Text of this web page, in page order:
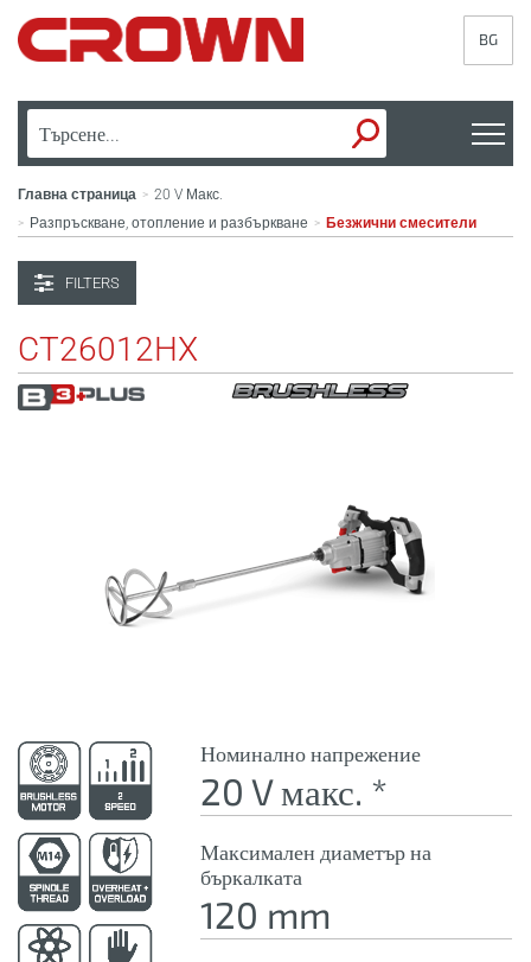
BG
Главна страница > 20 V Макс.
> Разпръскване, отопление и разбъркване > Безжични смесители
FILTERS
CT26012HX
Номинално напрежение
20 V макс. *
Максимален диаметър на
бъркалката
120 mm